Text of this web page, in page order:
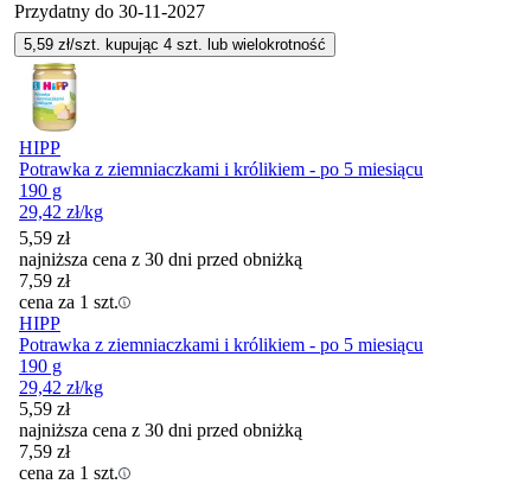
Przydatny do 30-11-2027
5,59 zł/szt. kupując 4 szt. lub wielokrotność
HIPP
Potrawka z ziemniaczkami i królikiem - po 5 miesiącu
190 g
29,42 zł/kg
5,59 zł
najniższa cena z 30 dni przed obniżką
7,59 zł
cena za 1 szt.
HIPP
Potrawka z ziemniaczkami i królikiem - po 5 miesiącu
190 g
29,42 zł/kg
5,59 zł
najniższa cena z 30 dni przed obniżką
7,59 zł
cena za 1 szt.